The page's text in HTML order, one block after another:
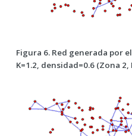
Figura 6. Red generada por
K=1.2, densidad=0.6 (Zona 2,